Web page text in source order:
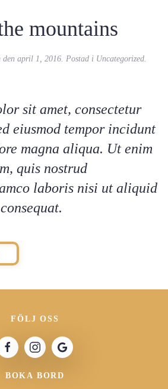
mountains
den april 1, 2016. Postad i Uncategorized.
sit amet, consectetur
eiusmod tempor incidunt
magna aliqua. Ut enim
quis nostrud
laboris nisi ut aliquid
FÖLJ OSS
BOKA BORD